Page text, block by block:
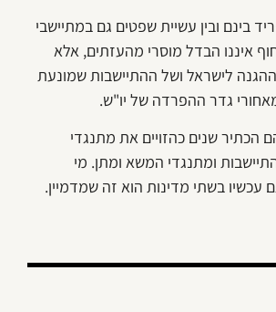
בינם ובין עשיית שפטים גם במתיישבי
איננו הבדל מוסרי מהעזתים, אלא
לישראל ושל ההתיישבות שמונעת
גדר ההפרדה של יו"ש.
הכתיר שנים כהזויים את מתנגדי
ומתנגדי המשא ומתן. מי
בשתי מדינות הוא זה שמדמיין.